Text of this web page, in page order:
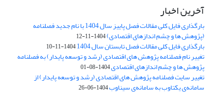
آخرین اخبار
بارگذاری فایل کلی مقالات فصل پاییز سال 1404 با نام جدید فصلنامه
(پژوهش ها و چشم اندازهای اقتصادی)1404-11-12
بارگذاری فایل کلی مقالات فصل تابستان سال 1404 1404-11-10
تغییر نام فصلنامه پژوهش های اقتصادی (رشد و توسعه پایدار) به فصلنامه
پژوهش ها و چشم اندازهای اقتصادی1404-08-01
تغییر سایت فصلنامه پژوهش های اقتصادی (رشد و توسعه پایدار) از
سامانه‌ی یکتاوب به سامانه‌ی سیناوب1404-06-26